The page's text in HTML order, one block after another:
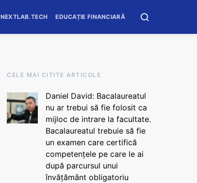
NEXTLAB.TECH EDUCAȚIE FINANCIARĂ
CELE MAI CITITE ARTICOLE
Daniel David: Bacalaureatul
nu ar trebui să fie folosit ca
mijloc de intrare la facultate.
Bacalaureatul trebuie să fie
un examen care certifică
competențele pe care le ai
după parcursul unui
învățământ obligatoriu